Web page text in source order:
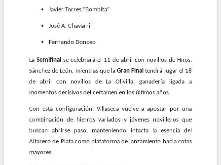
Javier Torres “Bombita”
José A. Chavarri
Fernando Donoso
LaSemifinal se celebrará el 11 de abril con novillos de Hnos.
Sánchez de León, mientras que laGran Final tendrá lugar el 18
de abril con novillos de La Olivilla, ganadería ligada a
momentos decisivos del certamen en los últimos años.
Con esta configuración, Villaseca vuelve a apostar por una
combinación de hierros variados y jóvenes novilleros que
buscan abrirse paso, manteniendo intacta la esencia del
Alfarero de Plata como plataforma de lanzamiento hacia cotas
mayores.